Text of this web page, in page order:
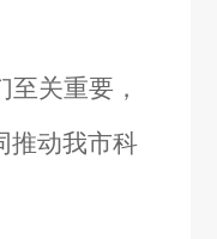
关重要，
推动我市科